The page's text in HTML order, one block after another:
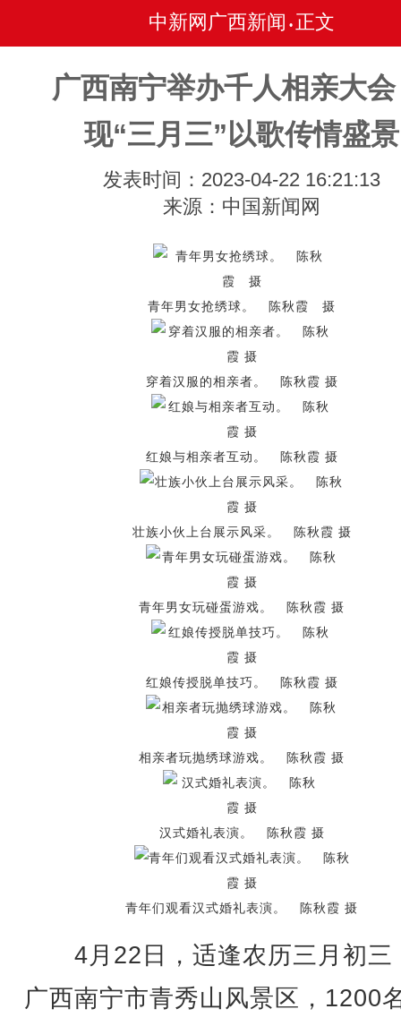
中新网广西新闻 • 正文
广西南宁举办千人相亲大
现“三月三”以歌传情盛景
发表时间：2023-04-22 16:21:13
来源：中国新闻网
青年男女抢绣球。 陈秋霞 摄
穿着汉服的相亲者。 陈秋霞 摄
红娘与相亲者互动。 陈秋霞 摄
壮族小伙上台展示风采。 陈秋霞 摄
青年男女玩碰蛋游戏。 陈秋霞 摄
红娘传授脱单技巧。 陈秋霞 摄
相亲者玩抛绣球游戏。 陈秋霞 摄
汉式婚礼表演。 陈秋霞 摄
青年们观看汉式婚礼表演。 陈秋霞 摄
4月22日，适逢农历三月初三
广西南宁市青秀山风景区，1200